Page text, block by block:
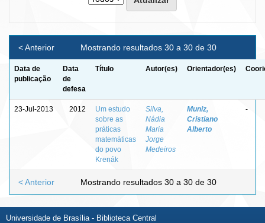
Mostrando resultados 30 a 30 de 30
< Anterior
Data de
publicação
Data
de
defesa
Título Autor(es) Orientador(es)
23-Jul-2013 2012
Um estudo
sobre as
práticas
matemáticas
do povo
Krenák
Silva,
Nádia
Maria
Jorge
Medeiros
Muniz,
Cristiano
Alberto
-
Mostrando resultados 30 a 30 de 30
< Anterior
Universidade de Brasília - Biblioteca Central